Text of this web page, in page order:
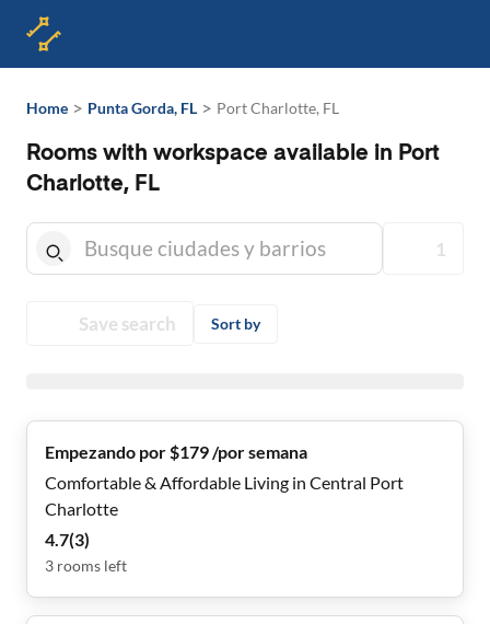
Home > Punta Gorda, FL > Port Charlotte, FL
Rooms with workspace available in Port
Charlotte, FL
1
Save search Sort by
Empezando por $179 /por semana
Comfortable & Affordable Living in Central Port
Charlotte
4.7(3)
3 rooms left